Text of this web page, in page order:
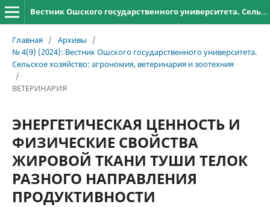
Вестник Ошского государственного университета. Сельское хозяйство: агрономия, ветеринария и зоотехния
Главная / Архивы
/
№ 4(9) (2024): Вестник Ошского государственного университета.
Сельское хозяйство: агрономия, ветеринария и зоотехния
/
ВЕТЕРИНАРИЯ
ЭНЕРГЕТИЧЕСКАЯ ЦЕННОСТЬ И
ФИЗИЧЕСКИЕ СВОЙСТВА
ЖИРОВОЙ ТКАНИ ТУШИ ТЕЛОК
РАЗНОГО НАПРАВЛЕНИЯ
ПРОДУКТИВНОСТИ